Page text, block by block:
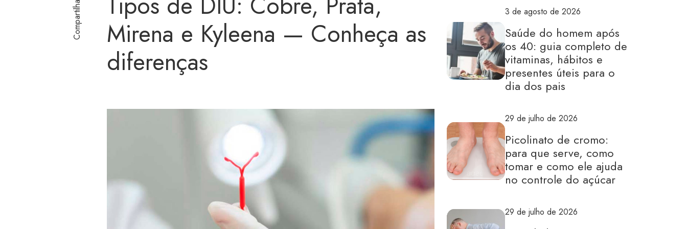
Compartilhar
Mirena e Kyleena — Conheça as
diferenças
3 de agosto de 2026
Saúde do homem após
os 40: guia completo de
vitaminas, hábitos e
presentes úteis para o
dia dos pais
29 de julho de 2026
Picolinato de cromo:
para que serve, como
tomar e como ele ajuda
no controle do açúcar
29 de julho de 2026